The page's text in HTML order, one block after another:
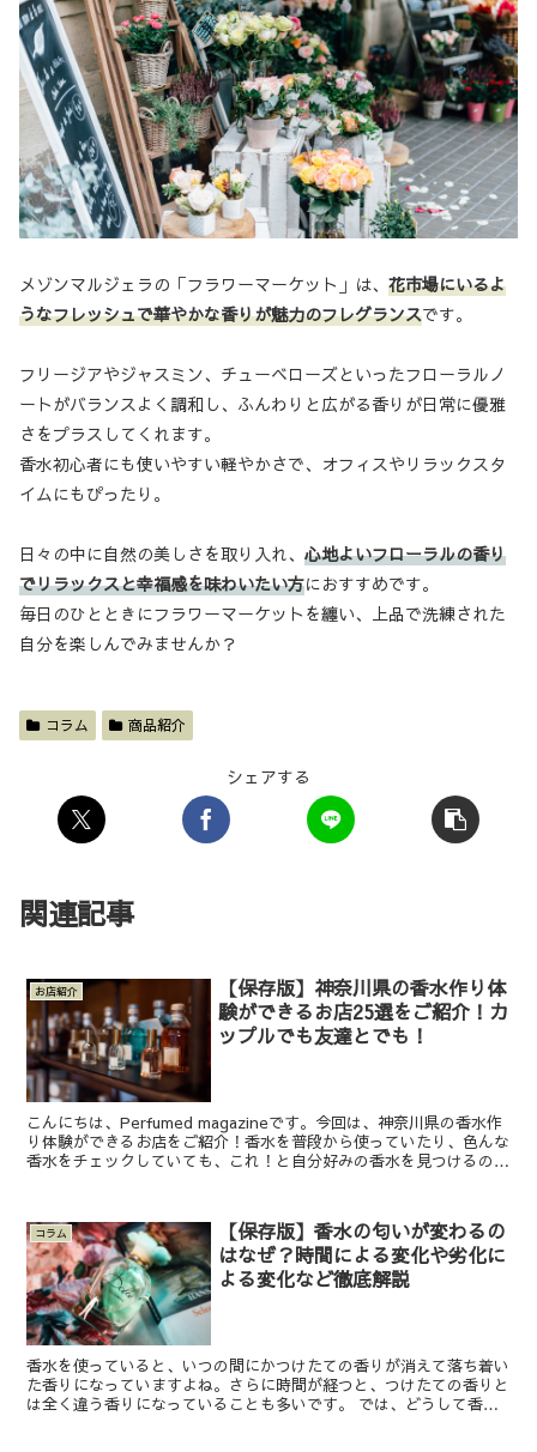
メゾンマルジェラの「フラワーマーケット」は、 花市場にいるよ
うなフレッシュで華やかな香りが魅力のフレグランスです。
フリージアやジャスミン、チューベローズといったフローラルノ
ートがバランスよく調和し、ふんわりと広がる香りが日常に優雅
さをプラスしてくれます。
香水初心者にも使いやすい軽やかさで、オフィスやリラックスタ
イムにもぴったり。
日々の中に自然の美しさを取り入れ、 心地よいフローラルの香り
でリラックスと幸福感を味わいたい方におすすめです。
毎日のひとときにフラワーマーケットを纏い、上品で洗練された
自分を楽しんでみませんか？
コラム 商品紹介
シェアする
関連記事
お店紹介
【保存版】神奈川県の香水作り体
験ができるお店25選をご紹介！カ
ップルでも友達とでも！
こんにちは、Perfumed magazineです。今回は、神奈川県の香水作
り体験ができるお店をご紹介！香水を普段から使っていたり、色んな
香水をチェックしていても、これ！と自分好みの香水を見つけるのは
コラム
【保存版】香水の匂いが変わるの
はなぜ？時間による変化や劣化に
よる変化など徹底解説
香水を使っていると、いつの間にかつけたての香りが消えて落ち着い
た香りになっていますよね。さらに時間が経つと、つけたての香りと
は全く違う香りになっていることも多いです。 では、どうして香水